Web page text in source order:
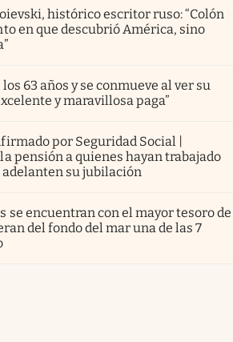
histórico escritor ruso: “Colón
en que descubrió América, sino
63 años y se conmueve al ver su
y maravillosa paga”
por Seguridad Social |
pensión a quienes hayan trabajado
adelanten su jubilación
se encuentran con el mayor tesoro de
del fondo del mar una de las 7